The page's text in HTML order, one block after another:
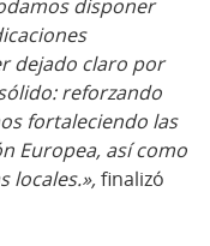
disponer
dejado claro por
reforzando
fortaleciendo las
Europea, así como
locales.»,finalizó